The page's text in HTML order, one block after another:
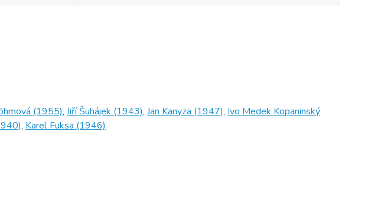
(1955), Jiří Šuhájek (1943), Jan Kanyza (1947), Ivo Medek Kopaninský
, Karel Fuksa (1946)